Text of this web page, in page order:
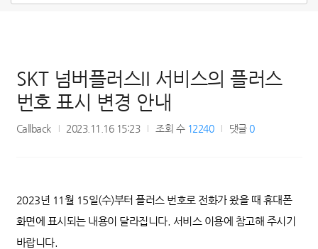
SKT 넘버플러스II 서비스의 플러스
번호 표시 변경 안내
Callback 2023.11.16 15:23 조회 수 12240 댓글0
2023년 11월 15일(수)부터 플러스 번호로 전화가 왔을 때 휴대폰
화면에 표시되는 내용이 달라집니다. 서비스 이용에 참고해 주시기
바랍니다.